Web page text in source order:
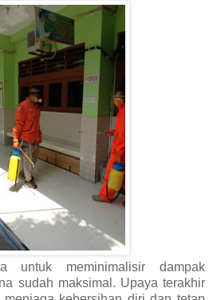
untuk meminimalisir dampak
sudah maksimal. Upaya terakhir